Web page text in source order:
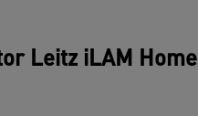
Leitz iLAM Home